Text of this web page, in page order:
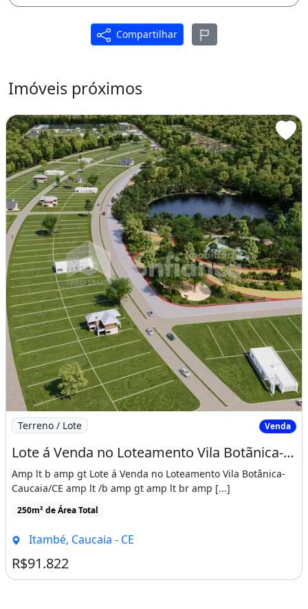
Compartilhar
Imóveis próximos
Imagem: Lote á Venda no Loteamento Vila Botãnica
Terreno / Lote Venda
Lote á Venda no Loteamento Vila Botãnica- Caucaia/CE
Amp lt b amp gt Lote á Venda no Loteamento Vila Botânica-
Caucaia/CE amp lt /b amp gt amp lt br amp [...]
250m² de Área Total
Itambé, Caucaia - CE
R$91.822